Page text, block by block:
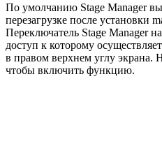
По умолчанию Stage Manager
перезагрузке после установки
Переключатель Stage Manager
доступ к которому
в правом верхнем углу экрана.
чтобы включить функцию.